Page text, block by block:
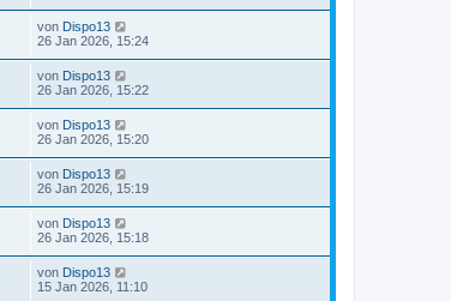
von Dispo13
26 Jan 2026, 15:24
von Dispo13
26 Jan 2026, 15:22
von Dispo13
26 Jan 2026, 15:20
von Dispo13
26 Jan 2026, 15:19
von Dispo13
26 Jan 2026, 15:18
von Dispo13
15 Jan 2026, 11:10